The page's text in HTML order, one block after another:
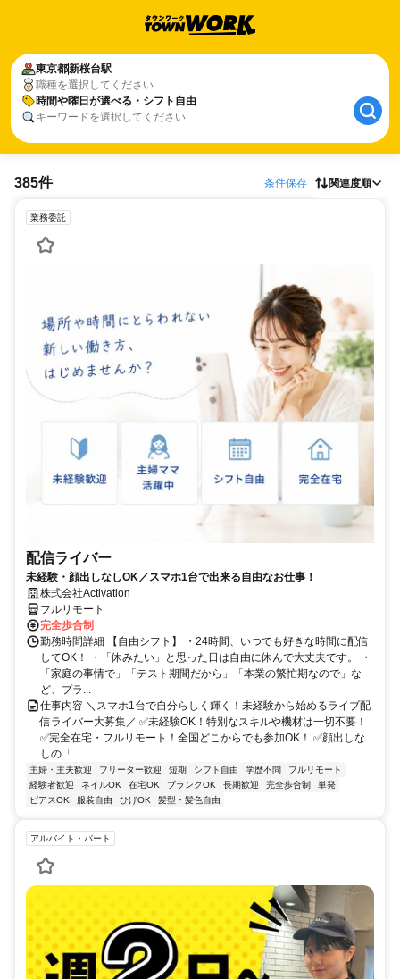
東京都新桜台駅
職種を選択してください
時間や曜日が選べる・シフト自由
キーワードを選択してください
385件 条件保存 関連度順
業務委託
配信ライバー
未経験・顔出しなしOK／スマホ1台で出来る自由なお仕事！
株式会社Activation
フルリモート
完全歩合制
勤務時間詳細 【自由シフト】 ・24時間、いつでも好きな時間に配信
してOK！ ・「休みたい」と思った日は自由に休んで大丈夫です。 ・
「家庭の事情で」「テスト期間だから」「本業の繁忙期なので」な
ど、プラ...
仕事内容 ＼スマホ1台で自分らしく輝く！未経験から始めるライブ配
信ライバー大募集／ ✅未経験OK！特別なスキルや機材は一切不要！
✅完全在宅・フルリモート！全国どこからでも参加OK！ ✅顔出しな
しの「...
主婦・主夫歓迎 フリーター歓迎 短期 シフト自由 学歴不問
フルリモート
経験者歓迎
ネイルOK 在宅OK ブランクOK 長期歓迎 完全歩合制
単発
ピアスOK
服装自由 ひげOK 髪型・髪色自由
アルバイト・パート